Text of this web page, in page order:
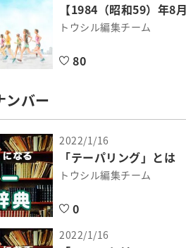
【1984（昭和59）年8
トウシル編集チーム
80
ンバー
2022/1/16
「テーパリング」とは
トウシル編集チーム
0
2022/1/16